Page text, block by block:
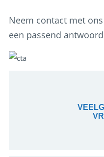
Neem contact met
een passend